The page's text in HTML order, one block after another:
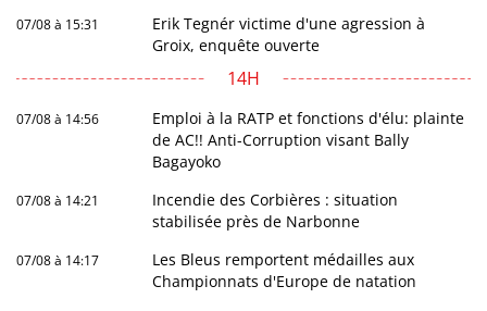
07/08 à 15:31
Erik Tegnér victime d'une agression à
Groix, enquête ouverte
14H
07/08 à 14:56
Emploi à la RATP et fonctions d'élu: plainte
de AC!! Anti-Corruption visant Bally
Bagayoko
07/08 à 14:21
Incendie des Corbières : situation
stabilisée près de Narbonne
07/08 à 14:17
Les Bleus remportent médailles aux
Championnats d'Europe de natation